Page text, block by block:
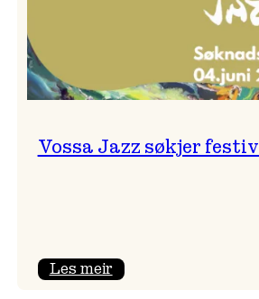
Vossa Jazz søkjer
Les meir: